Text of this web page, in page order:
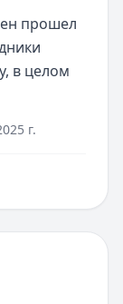
прошел
в целом
г.